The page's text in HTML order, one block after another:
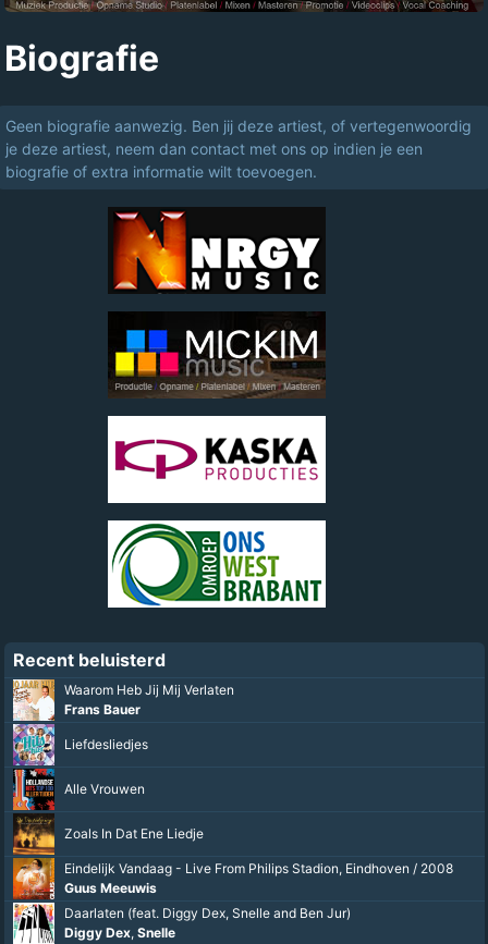
Biografie
Geen biografie aanwezig. Ben jij deze artiest, of vertegenwoordig
je deze artiest, neem dan contact met ons op indien je een
biografie of extra informatie wilt toevoegen.
Recent beluisterd
Waarom Heb Jij Mij Verlaten
Frans Bauer
Liefdesliedjes
Alle Vrouwen
Zoals In Dat Ene Liedje
Eindelijk Vandaag - Live From Philips Stadion, Eindhoven / 2008
Guus Meeuwis
Daarlaten (feat. Diggy Dex, Snelle and Ben Jur)
Diggy Dex, Snelle